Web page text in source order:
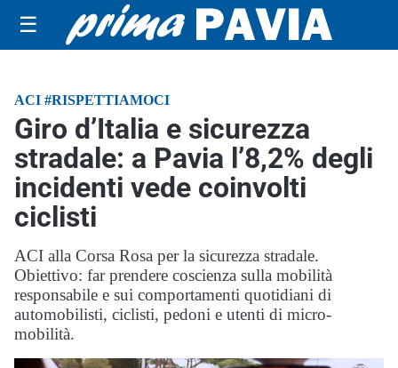
☰
ACI #RISPETTIAMOCI
Giro d’Italia e sicurezza
stradale: a Pavia l’8,2% degli
incidenti vede coinvolti
ciclisti
ACI alla Corsa Rosa per la sicurezza stradale.
Obiettivo: far prendere coscienza sulla mobilità
responsabile e sui comportamenti quotidiani di
automobilisti, ciclisti, pedoni e utenti di micro-
mobilità.